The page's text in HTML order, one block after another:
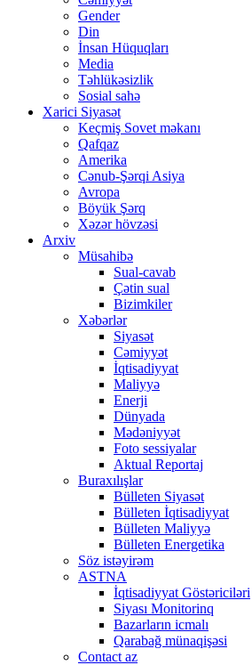
Gender
Din
İnsan Hüquqları
Media
Təhlükəsizlik
Sosial sahə
Xarici Siyasət
Keçmiş Sovet məkanı
Qafqaz
Amerika
Cənub-Şərqi Asiya
Avropa
Böyük Şərq
Xəzər hövzəsi
Arxiv
Müsahibə
Sual-cavab
Çətin sual
Bizimkiler
Xəbərlər
Siyasət
Cəmiyyət
İqtisadiyyat
Maliyyə
Enerji
Dünyada
Mədəniyyət
Foto sessiyalar
Aktual Reportaj
Buraxılışlar
Bülleten Siyasət
Bülleten İqtisadiyyat
Bülleten Maliyyə
Bülleten Energetika
Söz istəyirəm
ASTNA
İqtisadiyyat Göstəriciləri
Siyası Monitorinq
Bazarların icmalı
Qarabağ münaqişəsi
Contact az